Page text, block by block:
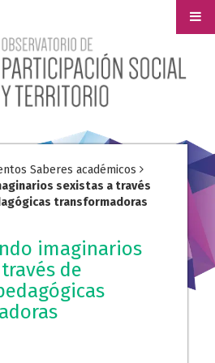
Saberes académicos
sexistas a través
transformadoras
imaginarios
de